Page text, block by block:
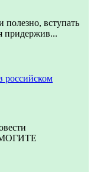
полезно, вступать
придержив...
российском